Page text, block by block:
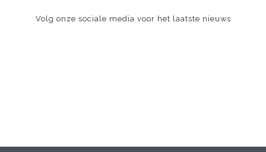
Volg onze sociale media voor het laatste nieuws